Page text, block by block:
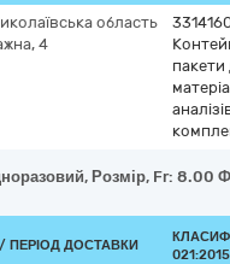
область
4
пакети
Розмір, Fr:
ПЕРІОД ДОСТАВКИ